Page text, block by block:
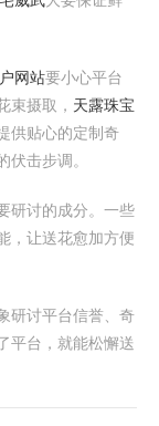
网站要小心平台
束摄取， 天露珠宝
供贴心的定制奇
击步调。
研讨的成分。一些
，让送花愈加方便
研讨平台信誉、奇
平台，就能松懈送